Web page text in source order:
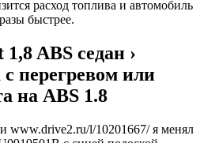
расход топлива и автомобиль
быстрее.
ABS седан ›
перегревом или
на ABS 1.8
www.drive2.ru/l/10201667/ я менял